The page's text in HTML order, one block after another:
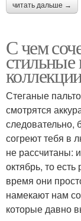
читать дальше →
С чем
стильные
Стеганые
смотрятся
следовательно,
согреют тебя в
не рассчитаны:
октябрь, то
время они
намекают нам
которые давно